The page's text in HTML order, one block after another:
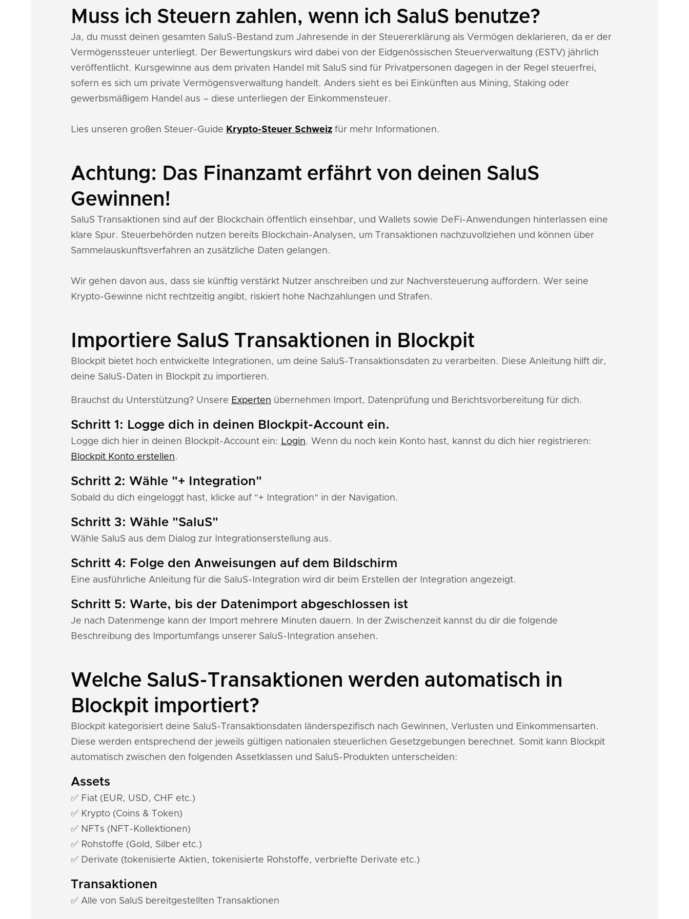
Muss ich Steuern zahlen, wenn ich SaluS benutze?
Ja, du musst deinen gesamten SaluS-Bestand zum Jahresende in der Steuererklärung als Vermögen deklarieren, da er der
Vermögenssteuer unterliegt. Der Bewertungskurs wird dabei von der Eidgenössischen Steuerverwaltung (ESTV) jährlich
veröffentlicht. Kursgewinne aus dem privaten Handel mit SaluS sind für Privatpersonen dagegen in der Regel steuerfrei,
sofern es sich um private Vermögensverwaltung handelt. Anders sieht es bei Einkünften aus Mining, Staking oder
gewerbsmäßigem Handel aus – diese unterliegen der Einkommensteuer.
Lies unseren großen Steuer-Guide Krypto-Steuer Schweiz für mehr Informationen.
Achtung: Das Finanzamt erfährt von deinen SaluS
Gewinnen!
SaluS Transaktionen sind auf der Blockchain öffentlich einsehbar, und Wallets sowie DeFi-Anwendungen hinterlassen eine
klare Spur. Steuerbehörden nutzen bereits Blockchain-Analysen, um Transaktionen nachzuvollziehen und können über
Sammelauskunftsverfahren an zusätzliche Daten gelangen.
Wir gehen davon aus, dass sie künftig verstärkt Nutzer anschreiben und zur Nachversteuerung auffordern. Wer seine
Krypto-Gewinne nicht rechtzeitig angibt, riskiert hohe Nachzahlungen und Strafen.
Importiere SaluS Transaktionen in Blockpit
Blockpit bietet hoch entwickelte Integrationen, um deine SaluS-Transaktionsdaten zu verarbeiten. Diese Anleitung hilft dir,
deine SaluS-Daten in Blockpit zu importieren.
Brauchst du Unterstützung? Unsere Experten übernehmen Import, Datenprüfung und Berichtsvorbereitung für dich.
Schritt 1: Logge dich in deinen Blockpit-Account ein.
Logge dich hier in deinen Blockpit-Account ein: Login. Wenn du noch kein Konto hast, kannst du dich hier registrieren:
Blockpit Konto erstellen.
Schritt 2: Wähle "+ Integration"
Sobald du dich eingeloggt hast, klicke auf "+ Integration" in der Navigation.
Schritt 3: Wähle "SaluS"
Wähle SaluS aus dem Dialog zur Integrationserstellung aus.
Schritt 4: Folge den Anweisungen auf dem Bildschirm
Eine ausführliche Anleitung für die SaluS-Integration wird dir beim Erstellen der Integration angezeigt.
Schritt 5: Warte, bis der Datenimport abgeschlossen ist
Je nach Datenmenge kann der Import mehrere Minuten dauern. In der Zwischenzeit kannst du dir die folgende
Beschreibung des Importumfangs unserer SaluS-Integration ansehen.
Welche SaluS-Transaktionen werden automatisch in
Blockpit importiert?
Blockpit kategorisiert deine SaluS-Transaktionsdaten länderspezifisch nach Gewinnen, Verlusten und Einkommensarten.
Diese werden entsprechend der jeweils gültigen nationalen steuerlichen Gesetzgebungen berechnet. Somit kann Blockpit
automatisch zwischen den folgenden Assetklassen und SaluS-Produkten unterscheiden:
Assets
✅ Fiat (EUR, USD, CHF etc.)
✅ Krypto (Coins & Token)
✅ NFTs (NFT-Kollektionen)
✅ Rohstoffe (Gold, Silber etc.)
✅ Derivate (tokenisierte Aktien, tokenisierte Rohstoffe, verbriefte Derivate etc.)
Transaktionen
✅ Alle von SaluS bereitgestellten Transaktionen